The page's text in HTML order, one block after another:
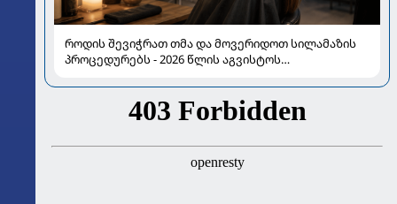
როდის შევიჭრათ თმა და მოვერიდოთ სილამაზის
პროცედურებს - 2026 წლის აგვისტოს